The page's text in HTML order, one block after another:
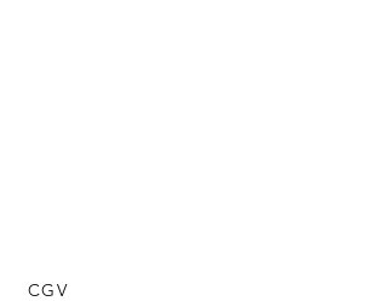
CGV